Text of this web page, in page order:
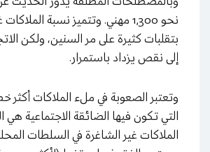
نحو 1,300 مهني. وتتميز نسبة
بتقلبات كثيرة على مر السنين، ولكن
إلى نقص يزداد باستمرار.
وتعتبر الصعوبة في ملء الملاكات أكثر
التي تكون فيها الضائقة الاجتماعية هي
الملاكات غير الشاغرة في السلطات